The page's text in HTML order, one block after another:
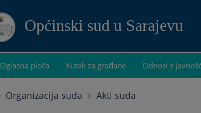
Općinski sud u Sarajevu
Oglasna ploča Kutak za građane Odnosi s
Organizacija suda Akti suda